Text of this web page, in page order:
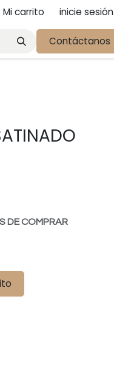
Mi carrito inicie sesión
Contáctanos
DE COMPRAR